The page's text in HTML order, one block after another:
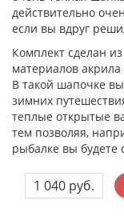
действительно
если вы вдруг
Комплект сделан
материалов
В такой шапочке
зимних
теплые открытые
тем позволяя,
рыбалке вы будете
1 040 руб.